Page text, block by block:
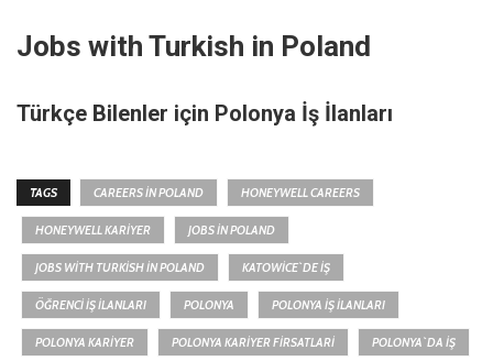
Jobs with Turkish in Poland
Türkçe Bilenler için Polonya İş İlanları
TAGS CAREERS IN POLAND HONEYWELL CAREERS
HONEYWELL KARIYER JOBS IN POLAND
JOBS WITH TURKISH IN POLAND KATOWICE`DE İŞ
ÖĞRENCI İŞ İLANLARI POLONYA POLONYA İŞ İLANLARI
POLONYA KARIYER POLONYA KARIYER FIRSATLARI POLONYA`DA İŞ